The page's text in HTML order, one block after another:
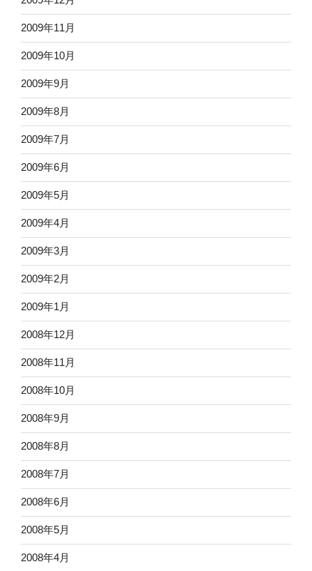
2009年11月
2009年10月
2009年9月
2009年8月
2009年7月
2009年6月
2009年5月
2009年4月
2009年3月
2009年2月
2009年1月
2008年12月
2008年11月
2008年10月
2008年9月
2008年8月
2008年7月
2008年6月
2008年5月
2008年4月